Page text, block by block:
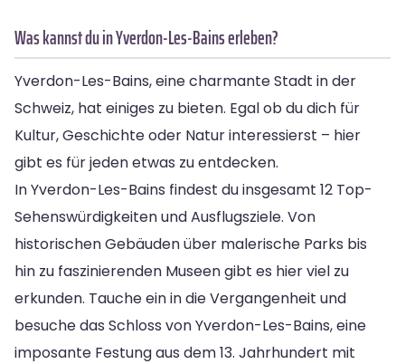
Was kannst du in Yverdon-Les-Bains erleben?
Yverdon-Les-Bains, eine charmante Stadt in der
Schweiz, hat einiges zu bieten. Egal ob du dich für
Kultur, Geschichte oder Natur interessierst – hier
gibt es für jeden etwas zu entdecken.
In Yverdon-Les-Bains findest du insgesamt 12 Top-
Sehenswürdigkeiten und Ausflugsziele. Von
historischen Gebäuden über malerische Parks bis
hin zu faszinierenden Museen gibt es hier viel zu
erkunden. Tauche ein in die Vergangenheit und
besuche das Schloss von Yverdon-Les-Bains, eine
imposante Festung aus dem 13. Jahrhundert mit